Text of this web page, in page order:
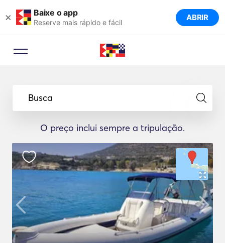
× Baixe o app
Reserve mais rápido e fácil ABRIR
Busca
O preço inclui sempre a tripulação.